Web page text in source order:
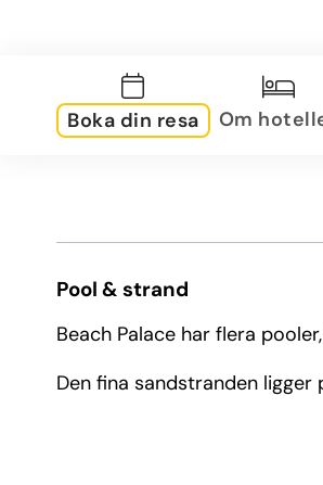
Boka din resa Om
Pool & strand
Beach Palace har flera
Den fina sandstranden